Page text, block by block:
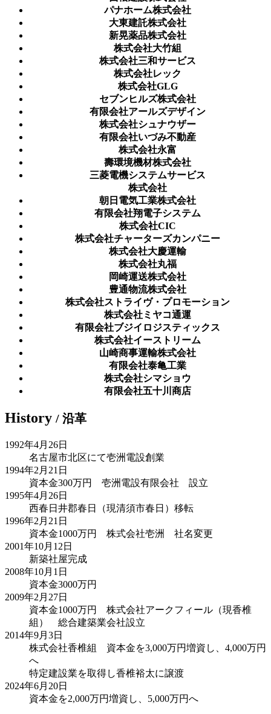
パナホーム株式会社
大東建託株式会社
新晃薬品株式会社
株式会社大竹組
株式会社三和サービス
株式会社レック
株式会社GLG
セブンヒルズ株式会社
有限会社アールズデザイン
株式会社シュナウザー
有限会社いづみ不動産
株式会社永富
壽環境機材株式会社
三菱電機システムサービス
株式会社
朝日電気工業株式会社
有限会社翔電子システム
株式会社CIC
株式会社チャーターズカンパニー
株式会社大慶運輸
株式会社丸福
岡崎運送株式会社
豊通物流株式会社
株式会社ストライヴ・プロモーション
株式会社ミヤコ通運
有限会社ブジイロジスティックス
株式会社イーストリーム
山崎商事運輸株式会社
有限会社泰亀工業
株式会社シマショウ
有限会社五十川商店
History / 沿革
1992年4月26日
名古屋市北区にて壱洲電設創業
1994年2月21日
資本金300万円 壱洲電設有限会社 設立
1995年4月26日
西春日井郡春日（現清須市春日）移転
1996年2月21日
資本金1000万円 株式会社壱洲 社名変更
2001年10月12日
新築社屋完成
2008年10月1日
資本金3000万円
2009年2月27日
資本金1000万円 株式会社アークフィール（現香椎
組） 総合建築業会社設立
2014年9月3日
株式会社香椎組 資本金を3,000万円増資し、4,000万円
へ
特定建設業を取得し香椎裕太に譲渡
2024年6月20日
資本金を2,000万円増資し、5,000万円へ